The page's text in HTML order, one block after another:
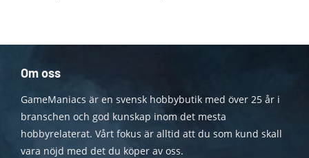
Om oss
GameManiacs är en svensk hobbybutik med över 25 år i
branschen och god kunskap inom det mesta
hobbyrelaterat. Vårt fokus är alltid att du som kund skall
vara nöjd med det du köper av oss.